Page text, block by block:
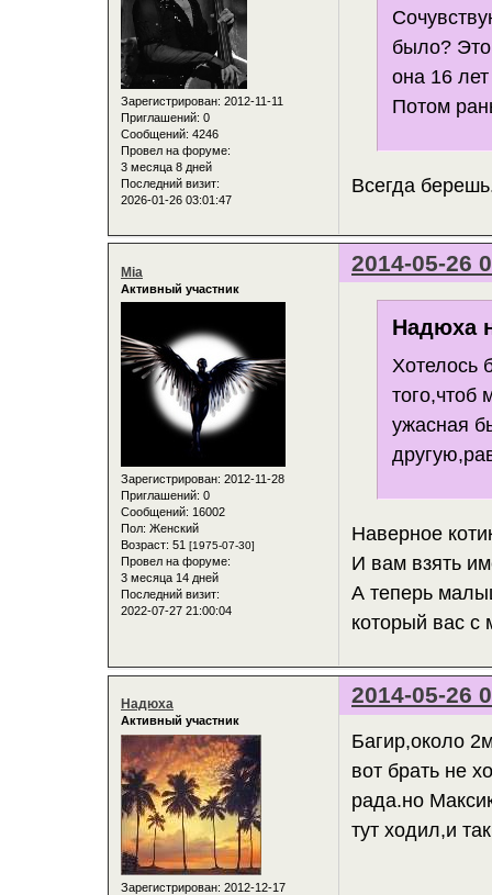
Зарегистрирован: 2012-11-11
Приглашений: 0
Сообщений: 4246
Провел на форуме:
3 месяца 8 дней
Последний визит:
2026-01-26 03:01:47
было?
она 16
Потом
Всегда
2014-05-26
Mia
Активный участник
Зарегистрирован: 2012-11-28
Приглашений: 0
Сообщений: 16002
Пол: Женский
Возраст: 51 [1975-07-30]
Провел на форуме:
3 месяца 14 дней
Последний визит:
2022-07-27 21:00:04
Надюха
Хотелось
того,чтоб
ужасная
Наверное
И вам взять
А теперь
который вас с
2014-05-26
Надюха
Активный участник
Зарегистрирован: 2012-12-17
Багир,около
вот брать не
рада.но
тут ходил,и